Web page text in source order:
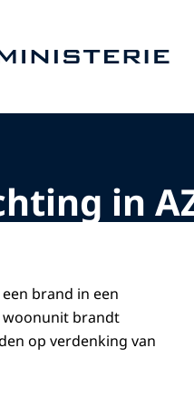
in
brand in een
woonunit brandt
op verdenking van